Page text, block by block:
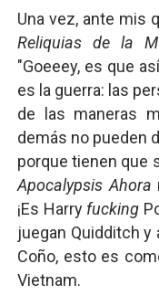
Una vez, ante mis
Reliquias de la
"Goeeey, es que
es la guerra: las
de las maneras
demás no pueden
porque tienen que
Apocalypsis Ahora
¡Es Harry fucking
juegan Quidditch y
Coño, esto es
Vietnam.